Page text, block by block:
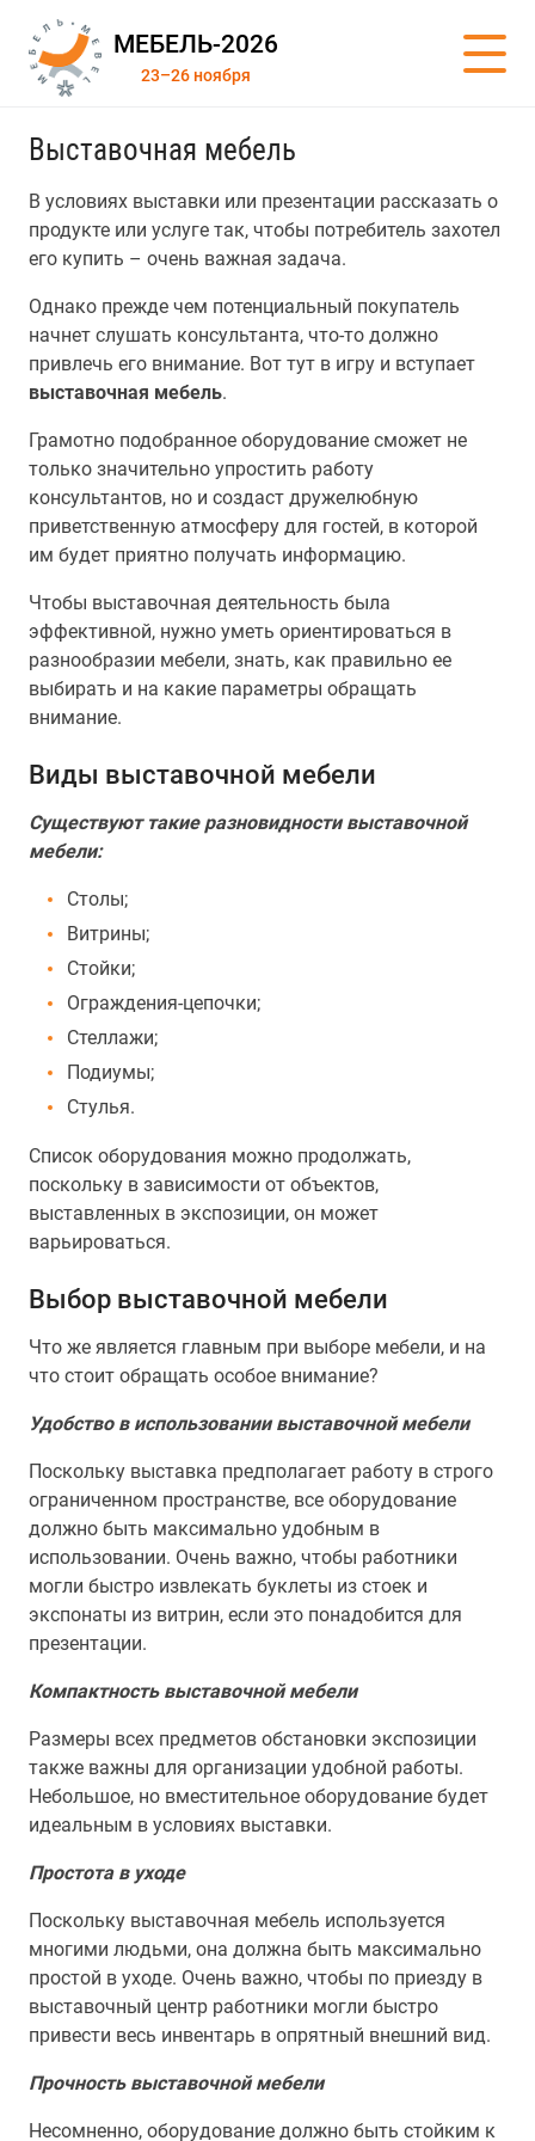
МЕБЕЛЬ-2026
23–26 ноября
Выставочная мебель
В условиях выставки или презентации рассказать о
продукте или услуге так, чтобы потребитель захотел
его купить – очень важная задача.
Однако прежде чем потенциальный покупатель
начнет слушать консультанта, что-то должно
привлечь его внимание. Вот тут в игру и вступает
выставочная мебель.
Грамотно подобранное оборудование сможет не
только значительно упростить работу
консультантов, но и создаст дружелюбную
приветственную атмосферу для гостей, в которой
им будет приятно получать информацию.
Чтобы выставочная деятельность была
эффективной, нужно уметь ориентироваться в
разнообразии мебели, знать, как правильно ее
выбирать и на какие параметры обращать
внимание.
Виды выставочной мебели
Существуют такие разновидности выставочной
мебели:
Столы;
Витрины;
Стойки;
Ограждения-цепочки;
Стеллажи;
Подиумы;
Стулья.
Список оборудования можно продолжать,
поскольку в зависимости от объектов,
выставленных в экспозиции, он может
варьироваться.
Выбор выставочной мебели
Что же является главным при выборе мебели, и на
что стоит обращать особое внимание?
Удобство в использовании выставочной мебели
Поскольку выставка предполагает работу в строго
ограниченном пространстве, все оборудование
должно быть максимально удобным в
использовании. Очень важно, чтобы работники
могли быстро извлекать буклеты из стоек и
экспонаты из витрин, если это понадобится для
презентации.
Компактность выставочной мебели
Размеры всех предметов обстановки экспозиции
также важны для организации удобной работы.
Небольшое, но вместительное оборудование будет
идеальным в условиях выставки.
Простота в уходе
Поскольку выставочная мебель используется
многими людьми, она должна быть максимально
простой в уходе. Очень важно, чтобы по приезду в
выставочный центр работники могли быстро
привести весь инвентарь в опрятный внешний вид.
Прочность выставочной мебели
Несомненно, оборудование должно быть стойким к